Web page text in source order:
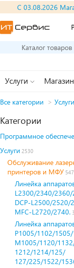
С 03.08.2026
Каталог товаров
Услуги Магазин
Все категории > Услуги
Категории
Программное
Услуги 2530
Обслуживание
принтеров и МФУ 547
Линейка
L2300/2340/
DCP-L2500/2520/
MFC-L2720/2740.
Линейка
P1005/1102/
M1005/1120/
1212/1214/125/
127/225/1522/